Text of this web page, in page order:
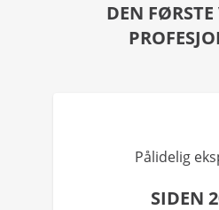
DEN
Pålidelig
SIDEN